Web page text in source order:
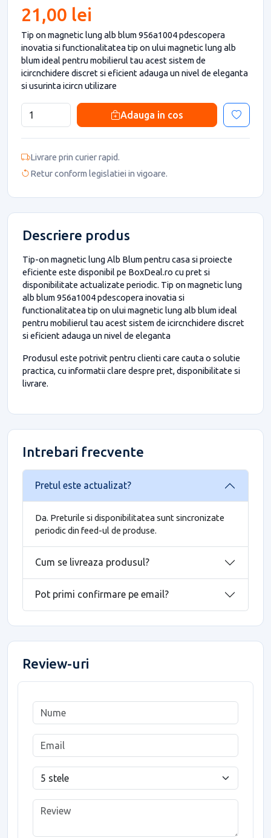
21,00 lei
Tip on magnetic lung alb blum 956a1004 pdescopera
inovatia si functionalitatea tip on ului magnetic lung alb
blum ideal pentru mobilierul tau acest sistem de
icircnchidere discret si eficient adauga un nivel de eleganta
si usurinta icircn utilizare
Adauga in cos
Livrare prin curier rapid.
Retur conform legislatiei in vigoare.
Descriere produs
Tip-on magnetic lung Alb Blum pentru casa si proiecte
eficiente este disponibil pe BoxDeal.ro cu pret si
disponibilitate actualizate periodic. Tip on magnetic lung
alb blum 956a1004 pdescopera inovatia si
functionalitatea tip on ului magnetic lung alb blum ideal
pentru mobilierul tau acest sistem de icircnchidere discret
si eficient adauga un nivel de eleganta
Produsul este potrivit pentru clienti care cauta o solutie
practica, cu informatii clare despre pret, disponibilitate si
livrare.
Intrebari frecvente
Pretul este actualizat?
Da. Preturile si disponibilitatea sunt sincronizate
periodic din feed-ul de produse.
Cum se livreaza produsul?
Pot primi confirmare pe email?
Review-uri